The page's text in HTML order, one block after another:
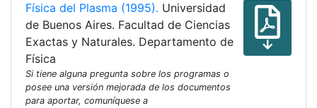
Física del Plasma (1995). Universidad
de Buenos Aires. Facultad de Ciencias
Exactas y Naturales. Departamento de
Física
Si tiene alguna pregunta sobre los programas o
posee una versión mejorada de los documentos
para aportar, comuníquese a